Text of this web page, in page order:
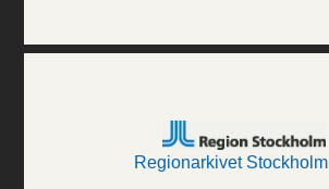
Regionarkivet Stockholm